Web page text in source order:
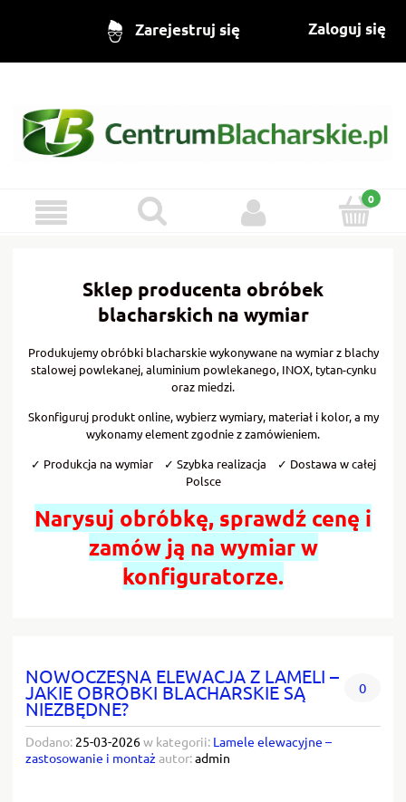
Zarejestruj się Zaloguj się
Sklep producenta obróbek
blacharskich na wymiar
Produkujemy obróbki blacharskie wykonywane na wymiar z blachy
stalowej powlekanej, aluminium powlekanego, INOX, tytan-cynku
oraz miedzi.
Skonfiguruj produkt online, wybierz wymiary, materiał i kolor, a my
wykonamy element zgodnie z zamówieniem.
✓ Produkcja na wymiar ✓ Szybka realizacja ✓ Dostawa w całej
Polsce
Narysuj obróbkę, sprawdź cenę i
zamów ją na wymiar w
konfiguratorze.
NOWOCZESNA ELEWACJA Z LAMELI –
JAKIE OBRÓBKI BLACHARSKIE SĄ
NIEZBĘDNE?
0
Dodano: 25-03-2026w kategorii: Lamele elewacyjne –
zastosowanie i montaż autor:admin